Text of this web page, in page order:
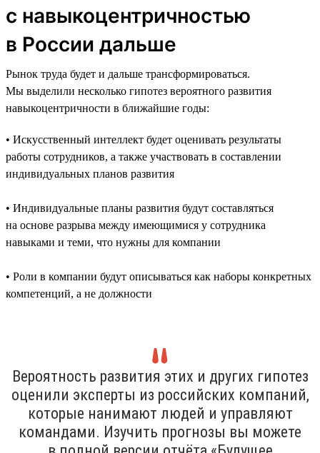
с навыкоцентричностью
в России дальше
Рынок труда будет и дальше трансформироваться.
Мы выделили несколько гипотез вероятного развития
навыкоцентричности в ближайшие годы:
• Искусственный интеллект будет оценивать результаты
работы сотрудников, а также участвовать в составлении
индивидуальных планов развития
• Индивидуальные планы развития будут составляться
на основе разрыва между имеющимися у сотрудника
навыками и теми, что нужны для компании
• Роли в компании будут описываться как наборы конкретных
компетенций, а не должности
Вероятность развития этих и других гипотез
оценили эксперты из российских компаний,
которые нанимают людей и управляют
командами. Изучить прогнозы вы можете